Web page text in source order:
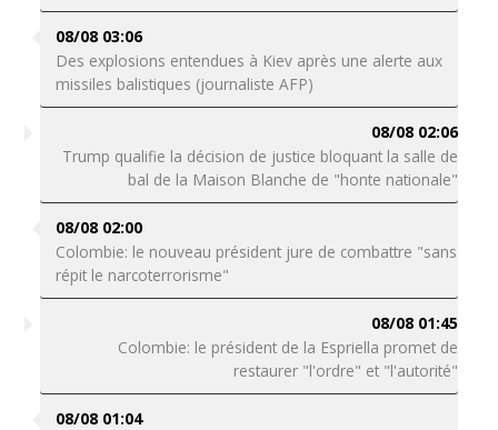
08/08 03:06
Des explosions entendues à Kiev après une alerte aux
missiles balistiques (journaliste AFP)
08/08 02:06
Trump qualifie la décision de justice bloquant la salle de
bal de la Maison Blanche de "honte nationale"
08/08 02:00
Colombie: le nouveau président jure de combattre "sans
répit le narcoterrorisme"
08/08 01:45
Colombie: le président de la Espriella promet de
restaurer "l'ordre" et "l'autorité"
08/08 01:04